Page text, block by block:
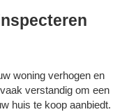
woning verhogen en
verstandig om een
huis te koop aanbiedt.